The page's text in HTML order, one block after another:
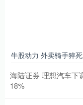
牛股动力 外卖骑手猝
海陆证券 理想汽车下
18%